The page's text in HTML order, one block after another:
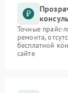
Точные прайс-
ремонта,
бесплатной
сайте